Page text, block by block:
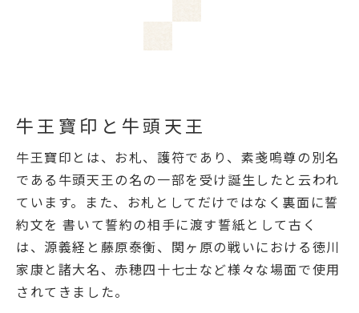
牛王寶印と牛頭天王
牛王寶印とは、お札、護符であり、素戔嗚尊の別名
である牛頭天王の名の一部を受け誕生したと云われ
ています。また、お札としてだけではなく裏面に誓
約文を 書いて誓約の相手に渡す誓紙として古く
は、源義経と藤原泰衡、関ヶ原の戦いにおける徳川
家康と諸大名、赤穂四十七士など様々な場面で使用
されてきました。